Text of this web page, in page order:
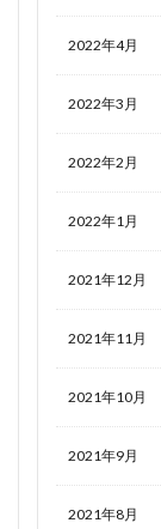
2022年4月
2022年3月
2022年2月
2022年1月
2021年12月
2021年11月
2021年10月
2021年9月
2021年8月